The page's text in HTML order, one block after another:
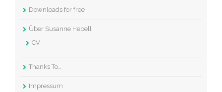
Downloads for free
Über Susanne Hebell
CV
Thanks To…
Impressum